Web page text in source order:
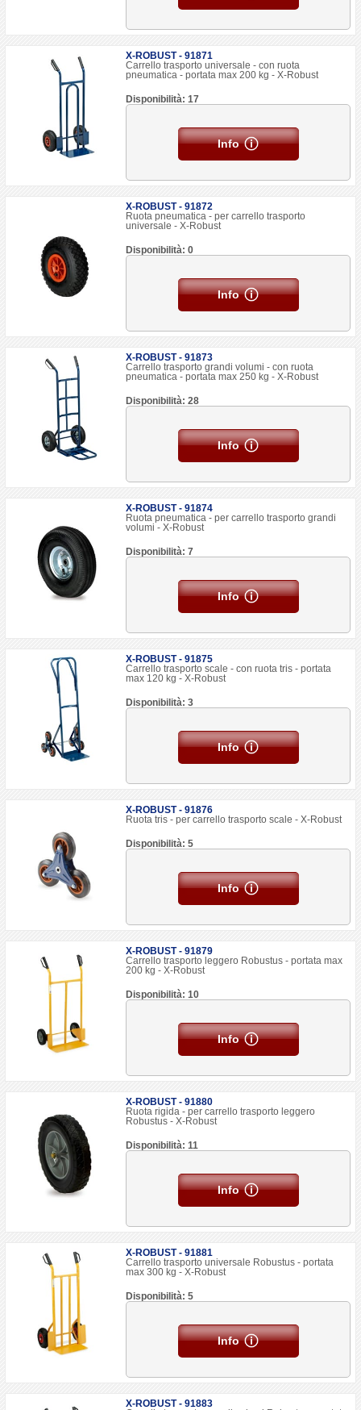
X-ROBUST - 91871
Carrello trasporto universale - con ruota
pneumatica - portata max 200 kg - X-Robust
Disponibilità: 17
Info
X-ROBUST - 91872
Ruota pneumatica - per carrello trasporto
universale - X-Robust
Disponibilità: 0
Info
X-ROBUST - 91873
Carrello trasporto grandi volumi - con ruota
pneumatica - portata max 250 kg - X-Robust
Disponibilità: 28
Info
X-ROBUST - 91874
Ruota pneumatica - per carrello trasporto grandi
volumi - X-Robust
Disponibilità: 7
Info
X-ROBUST - 91875
Carrello trasporto scale - con ruota tris - portata
max 120 kg - X-Robust
Disponibilità: 3
Info
X-ROBUST - 91876
Ruota tris - per carrello trasporto scale - X-Robust
Disponibilità: 5
Info
X-ROBUST - 91879
Carrello trasporto leggero Robustus - portata max
200 kg - X-Robust
Disponibilità: 10
Info
X-ROBUST - 91880
Ruota rigida - per carrello trasporto leggero
Robustus - X-Robust
Disponibilità: 11
Info
X-ROBUST - 91881
Carrello trasporto universale Robustus - portata
max 300 kg - X-Robust
Disponibilità: 5
Info
X-ROBUST - 91883